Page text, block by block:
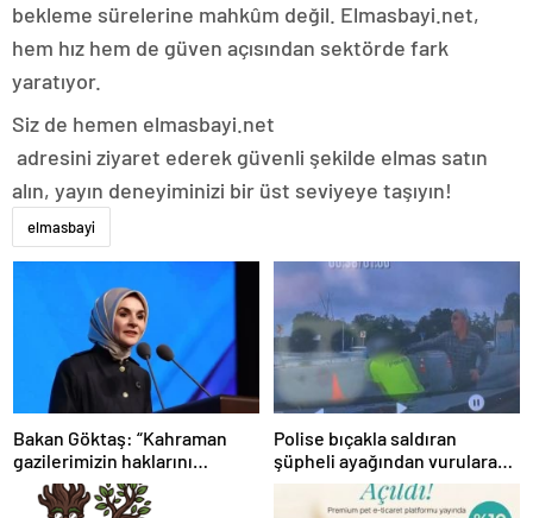
bekleme sürelerine mahkûm değil. Elmasbayi.net,
hem hız hem de güven açısından sektörde fark
yaratıyor.
Siz de hemen elmasbayi.net
adresini ziyaret ederek güvenli şekilde elmas satın
alın, yayın deneyiminizi bir üst seviyeye taşıyın!
elmasbayi
Bakan Göktaş: “Kahraman
gazilerimizin haklarını
güçlendiren yeni bir dönemin
kapılarını aralıyoruz”
Polise bıçakla saldıran
şüpheli ayağından vurularak